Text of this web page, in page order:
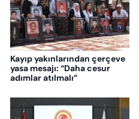
Kayıp yakınlarından çerçeve
yasa mesajı: “Daha cesur
adımlar atılmalı”